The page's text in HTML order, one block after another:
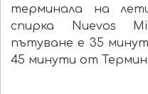
терминала на
спирка Nuevos
пътуване е 35
45 минути от